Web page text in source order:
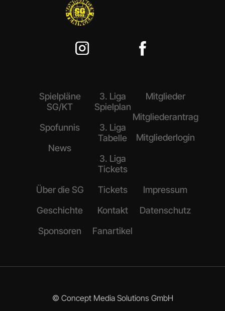
Spielpläne
SG/KT
Spofunnis
News
3. Liga
Spielplan
3. Liga
Tabelle
3. Liga
Tickets
Mitglieder
Mitgliederantrag
Mitgliederlogin
Über die SG
Geschichte
Sponsoren
Tickets
Kontakt
Fanartikel
Impressum
Datenschutz
© Concept Media Solutions GmbH